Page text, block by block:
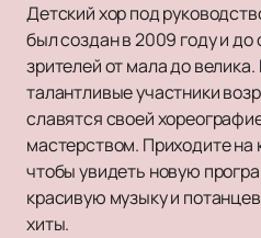
Детский хор под
был создан в 2009 году и до
зрителей от мала до
талантливые участники
славятся своей
мастерством. Приходите на
чтобы увидеть новую
красивую музыку и
хиты.